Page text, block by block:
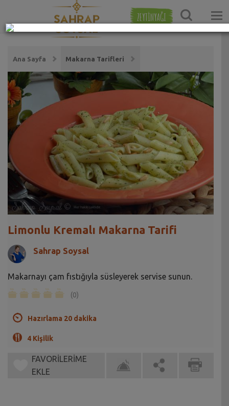
ZEYTİNYAĞI
Ana Sayfa Makarna Tarifleri
Limonlu Kremalı Makarna Tarifi
Sahrap Soysal
Makarnayı çam fıstığıyla süsleyerek servise sunun.
(0)
Hazırlama 20 dakika
4 Kişilik
FAVORİLERİME
EKLE